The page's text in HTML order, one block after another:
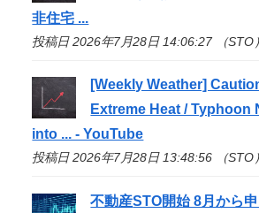
非住宅 ...
投稿日 2026年7月28日 14:06:27 （STO）
[Weekly Weather]
Extreme Heat / Typhoon
into ... - YouTube
投稿日 2026年7月28日 13:48:56 （STO）
不動産STO開始 8月から